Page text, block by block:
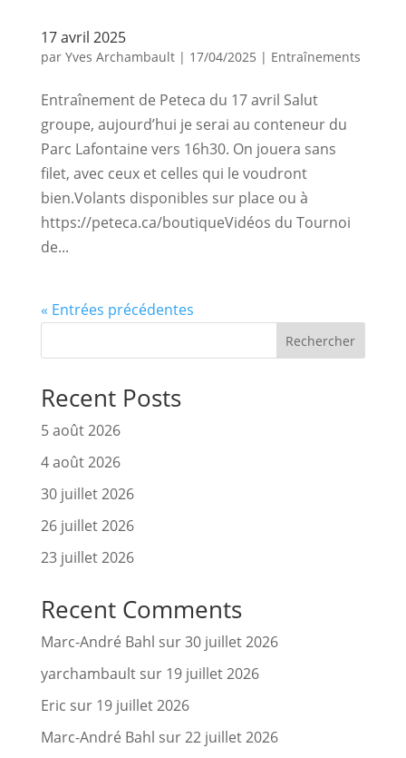
17 avril 2025
par Yves Archambault| 17/04/2025 | Entraînements
Entraînement de Peteca du 17 avril Salut
groupe, aujourd’hui je serai au conteneur du
Parc Lafontaine vers 16h30. On jouera sans
filet, avec ceux et celles qui le voudront
bien.Volants disponibles sur place ou à
https://peteca.ca/boutiqueVidéos du Tournoi
de...
« Entrées précédentes
Rechercher
Recent Posts
5 août 2026
4 août 2026
30 juillet 2026
26 juillet 2026
23 juillet 2026
Recent Comments
Marc-André Bahl sur30 juillet 2026
yarchambaultsur 19 juillet 2026
Eric sur 19 juillet 2026
Marc-André Bahl sur22 juillet 2026